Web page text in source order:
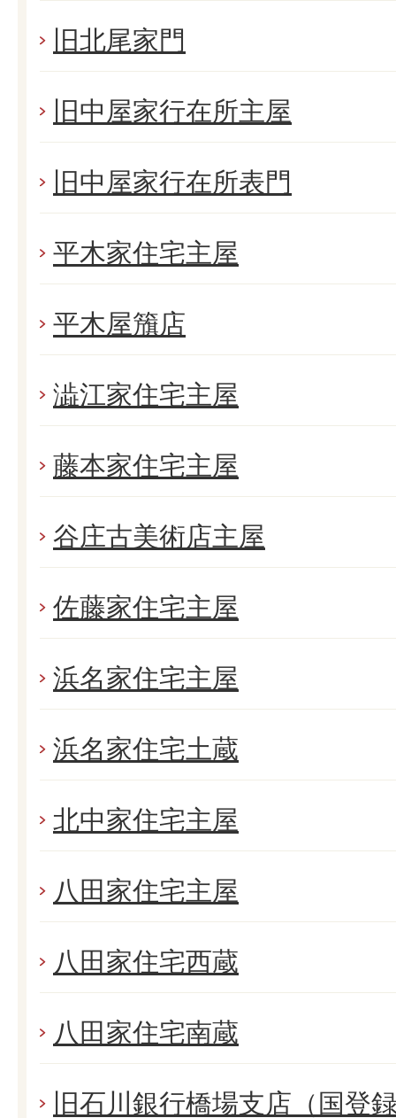
旧北尾家門
旧中屋家行在所主屋
旧中屋家行在所表門
平木家住宅主屋
平木屋籏店
澁江家住宅主屋
藤本家住宅主屋
谷庄古美術店主屋
佐藤家住宅主屋
浜名家住宅主屋
浜名家住宅土蔵
北中家住宅主屋
八田家住宅主屋
八田家住宅西蔵
八田家住宅南蔵
旧石川銀行橋場支店（国登